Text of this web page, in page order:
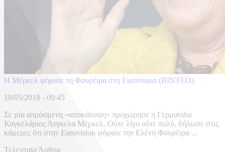
Η Μέρκελ ψήφισε τη Φουρέιρα στη Eurovision (BINTEO)
18/05/2018 - 09:45
Σε μία απρόσμενη «αποκάλυψη» προχώρησε η Γερμανίδα
Καγκελάριος Άνγκελα Μέρκελ. Ούτε λίγο ούτε πολύ, δήλωσε στις
κάμερες ότι στην Eurovision ψήφισε την Ελένη Φουρέιρα ...
Τελευταία Άρθρα